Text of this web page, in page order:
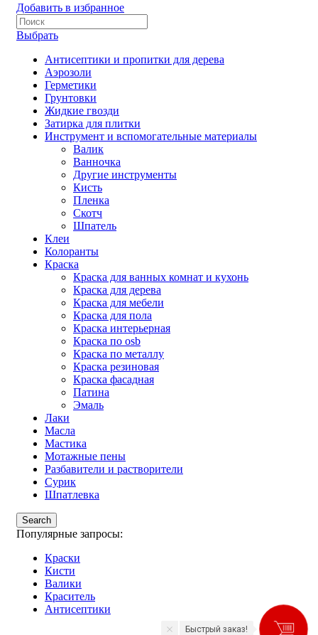
Добавить в избранное
Выбрать
Антисептики и пропитки для дерева
Аэрозоли
Герметики
Грунтовки
Жидкие гвозди
Затирка для плитки
Инструмент и вспомогательные материалы
Валик
Ванночка
Другие инструменты
Кисть
Пленка
Скотч
Шпатель
Клеи
Колоранты
Краска
Краска для ванных комнат и кухонь
Краска для дерева
Краска для мебели
Краска для пола
Краска интерьерная
Краска по osb
Краска по металлу
Краска резиновая
Краска фасадная
Патина
Эмаль
Лаки
Масла
Мастика
Мотажные пены
Разбавители и растворители
Сурик
Шпатлевка
Search
Популярные запросы:
Краски
Кисти
Валики
Краситель
Антисептики
Быстрый заказ!